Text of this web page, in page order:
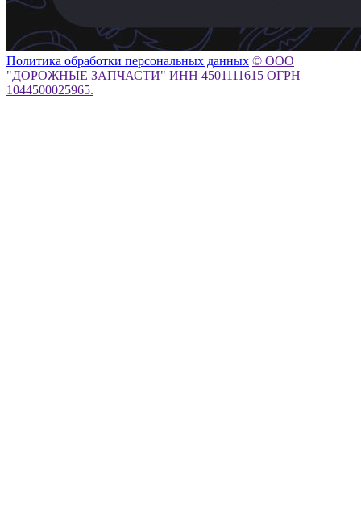
Политика обработки персональных данных © ООО
"ДОРОЖНЫЕ ЗАПЧАСТИ" ИНН 4501111615 ОГРН
1044500025965.